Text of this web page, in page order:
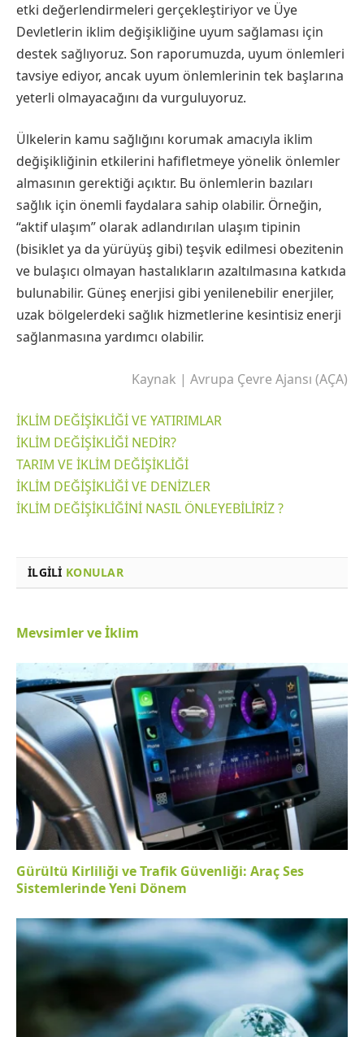
etki değerlendirmeleri gerçekleştiriyor ve Üye
Devletlerin iklim değişikliğine uyum sağlaması için
destek sağlıyoruz. Son raporumuzda, uyum önlemleri
tavsiye ediyor, ancak uyum önlemlerinin tek başlarına
yeterli olmayacağını da vurguluyoruz.
Ülkelerin kamu sağlığını korumak amacıyla iklim
değişikliğinin etkilerini hafifletmeye yönelik önlemler
almasının gerektiği açıktır. Bu önlemlerin bazıları
sağlık için önemli faydalara sahip olabilir. Örneğin,
“aktif ulaşım” olarak adlandırılan ulaşım tipinin
(bisiklet ya da yürüyüş gibi) teşvik edilmesi obezitenin
ve bulaşıcı olmayan hastalıkların azaltılmasına katkıda
bulunabilir. Güneş enerjisi gibi yenilenebilir enerjiler,
uzak bölgelerdeki sağlık hizmetlerine kesintisiz enerji
sağlanmasına yardımcı olabilir.
Kaynak | Avrupa Çevre Ajansı (AÇA)
İKLİM DEĞİŞİKLİĞİ VE YATIRIMLAR
İKLİM DEĞİŞİKLİĞİ NEDİR?
TARIM VE İKLİM DEĞİŞİKLİĞİ
İKLİM DEĞİŞİKLİĞİ VE DENİZLER
İKLİM DEĞİŞİKLİĞİNİ NASIL ÖNLEYEBİLİRİZ ?
İLGILI KONULAR
Mevsimler ve İklim
Gürültü Kirliliği ve Trafik Güvenliği: Araç Ses
Sistemlerinde Yeni Dönem